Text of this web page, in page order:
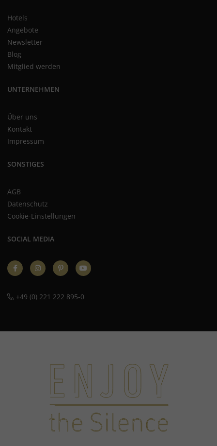
Hotels
Angebote
Newsletter
Blog
Mitglied werden
UNTERNEHMEN
Über uns
Kontakt
Impressum
SONSTIGES
AGB
Datenschutz
Cookie-Einstellungen
SOCIAL MEDIA
+49 (0) 221 222 895-0